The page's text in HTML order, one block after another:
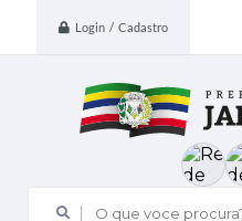
Login / Cadastro
O que voce procura?